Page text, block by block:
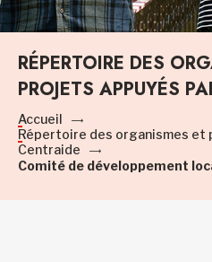
RÉPERTOIRE DES
PROJETS APPUYÉS
Accueil
Répertoire des organismes et
Centraide
Comité de développement